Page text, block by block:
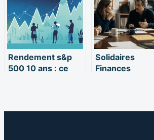
Rendement s&p
500 10 ans : ce
Solidaires
Finances
syndicale de la